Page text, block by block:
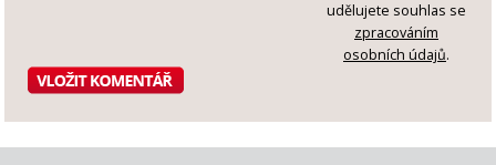
udělujete souhlas se
zpracováním
osobních údajů.